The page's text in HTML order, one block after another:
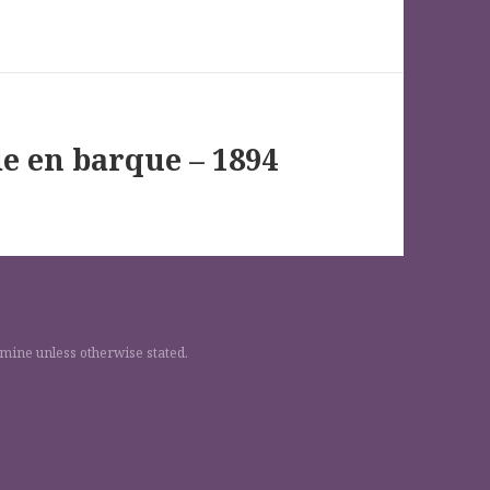
en barque – 1894
unless otherwise stated.